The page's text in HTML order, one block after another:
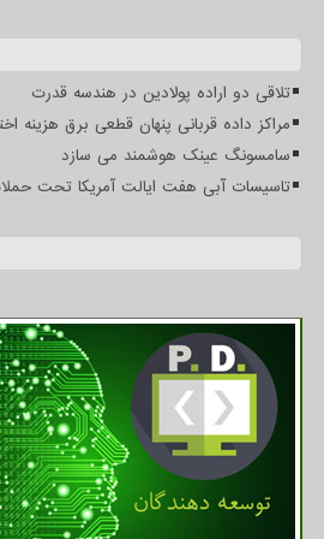
تلاقی دو اراده پولادین در هندسه قدرت
مراکز داده قربانی پنهان قطعی برق هزینه
سامسونگ عینک هوشمند می سازد
تاسیسات آبی هفت ایالت آمریکا تحت